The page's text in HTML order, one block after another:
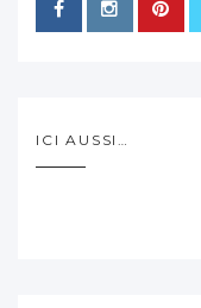
ICI AUSSI…